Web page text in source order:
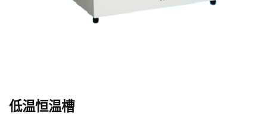
低温恒温槽